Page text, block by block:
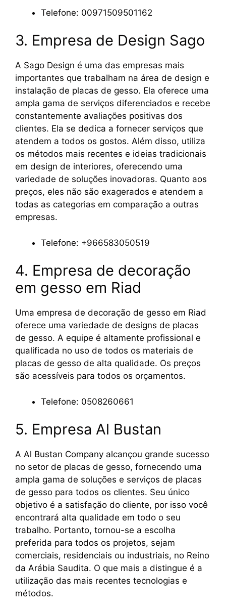
Telefone: 00971509501162
3. Empresa de Design Sago
A Sago Design é uma das empresas mais
importantes que trabalham na área de design e
instalação de placas de gesso. Ela oferece uma
ampla gama de serviços diferenciados e recebe
constantemente avaliações positivas dos
clientes. Ela se dedica a fornecer serviços que
atendem a todos os gostos. Além disso, utiliza
os métodos mais recentes e ideias tradicionais
em design de interiores, oferecendo uma
variedade de soluções inovadoras. Quanto aos
preços, eles não são exagerados e atendem a
todas as categorias em comparação a outras
empresas.
Telefone: +966583050519
4. Empresa de decoração
em gesso em Riad
Uma empresa de decoração de gesso em Riad
oferece uma variedade de designs de placas
de gesso. A equipe é altamente profissional e
qualificada no uso de todos os materiais de
placas de gesso de alta qualidade. Os preços
são acessíveis para todos os orçamentos.
Telefone: 0508260661
5. Empresa Al Bustan
A Al Bustan Company alcançou grande sucesso
no setor de placas de gesso, fornecendo uma
ampla gama de soluções e serviços de placas
de gesso para todos os clientes. Seu único
objetivo é a satisfação do cliente, por isso você
encontrará alta qualidade em todo o seu
trabalho. Portanto, tornou-se a escolha
preferida para todos os projetos, sejam
comerciais, residenciais ou industriais, no Reino
da Arábia Saudita. O que mais a distingue é a
utilização das mais recentes tecnologias e
métodos.